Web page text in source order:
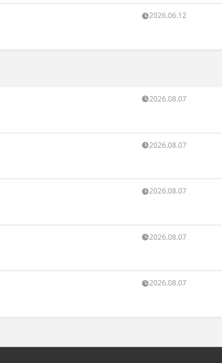
2026.06.12
2026.08.07
2026.08.07
2026.08.07
2026.08.07
2026.08.07